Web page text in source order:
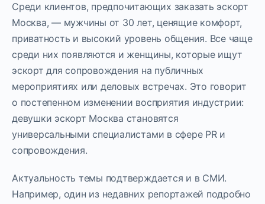
Среди клиентов, предпочитающих заказать эскорт
Москва, — мужчины от 30 лет, ценящие комфорт,
приватность и высокий уровень общения. Все чаще
среди них появляются и женщины, которые ищут
эскорт для сопровождения на публичных
мероприятиях или деловых встречах. Это говорит
о постепенном изменении восприятия индустрии:
девушки эскорт Москва становятся
универсальными специалистами в сфере PR и
сопровождения.
Актуальность темы подтверждается и в СМИ.
Например, один из недавних репортажей подробно